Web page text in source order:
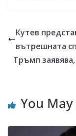
Кутев
вътрешната
Тръмп
You